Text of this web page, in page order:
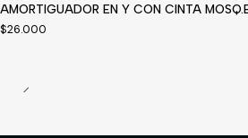
AMORTIGUADOR EN Y CON CINTA
$26.000